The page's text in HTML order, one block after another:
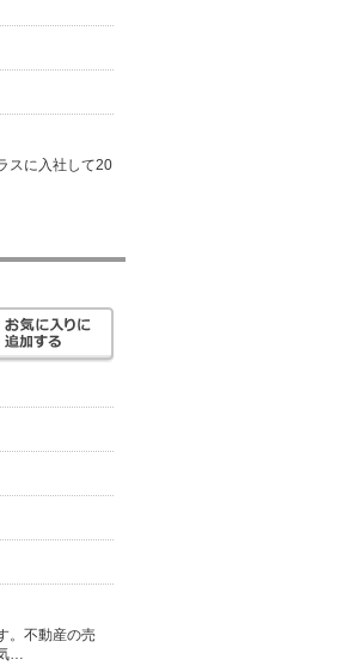
スに入社して20
。不動産の売
…